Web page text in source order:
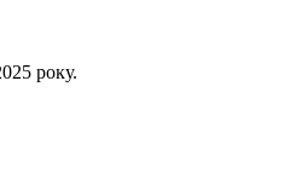
року.